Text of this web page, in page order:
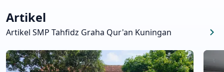
Artikel
Artikel SMP Tahfidz Graha Qur'an Kuningan